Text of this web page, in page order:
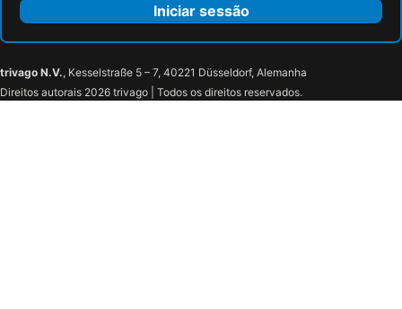
Iniciar sessão
trivago N.V., Kesselstraße 5 – 7, 40221 Düsseldorf, Alemanha
Direitos autorais 2026 trivago | Todos os direitos reservados.